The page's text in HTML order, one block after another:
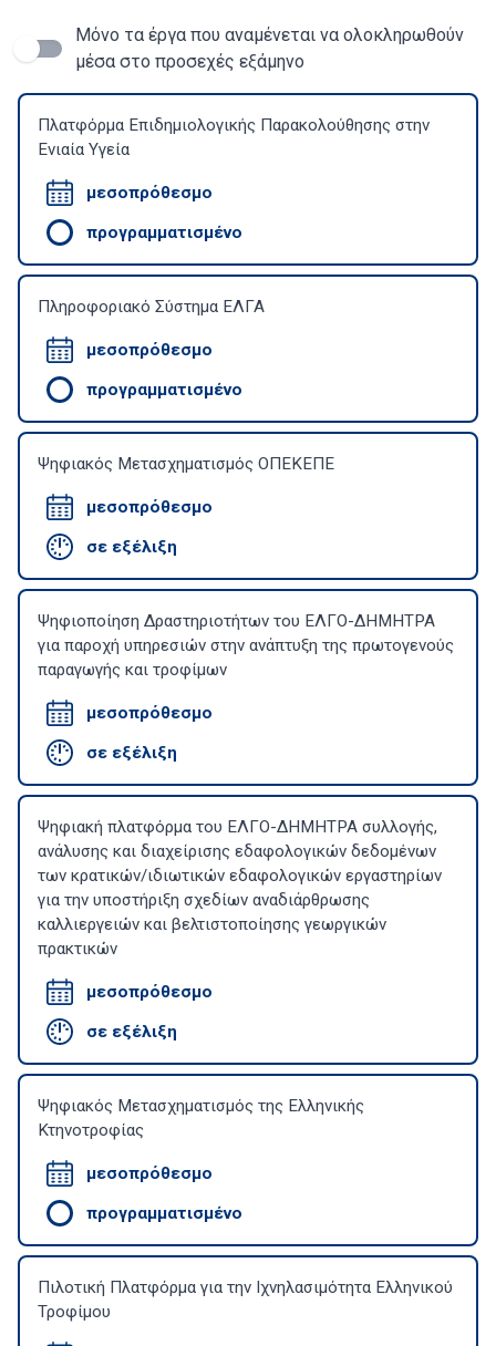
Μόνο τα έργα που αναμένεται να ολοκληρωθούν
μέσα στο προσεχές εξάμηνο
Πλατφόρμα Επιδημιολογικής Παρακολούθησης στην
Ενιαία Υγεία
μεσοπρόθεσμο
προγραμματισμένο
Πληροφοριακό Σύστημα ΕΛΓΑ
μεσοπρόθεσμο
προγραμματισμένο
Ψηφιακός Μετασχηματισμός ΟΠΕΚΕΠΕ
μεσοπρόθεσμο
σε εξέλιξη
Ψηφιοποίηση Δραστηριοτήτων του ΕΛΓΟ-ΔΗΜΗΤΡΑ
για παροχή υπηρεσιών στην ανάπτυξη της πρωτογενούς
παραγωγής και τροφίμων
μεσοπρόθεσμο
σε εξέλιξη
Ψηφιακή πλατφόρμα του ΕΛΓΟ-ΔΗΜΗΤΡΑ συλλογής,
ανάλυσης και διαχείρισης εδαφολογικών δεδομένων
των κρατικών/ιδιωτικών εδαφολογικών εργαστηρίων
για την υποστήριξη σχεδίων αναδιάρθρωσης
καλλιεργειών και βελτιστοποίησης γεωργικών
πρακτικών
μεσοπρόθεσμο
σε εξέλιξη
Ψηφιακός Μετασχηματισμός της Ελληνικής
Κτηνοτροφίας
μεσοπρόθεσμο
προγραμματισμένο
Πιλοτική Πλατφόρμα για την Ιχνηλασιμότητα Ελληνικού
Τροφίμου